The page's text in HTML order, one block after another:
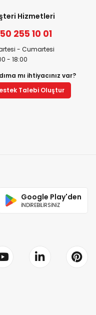
Hizmetleri
255 10 01
- Cumartesi
- 18:00
mı ihtiyacınız var?
Talebi Oluştur
Google Play'den
İNDİREBİLİRSİNİZ